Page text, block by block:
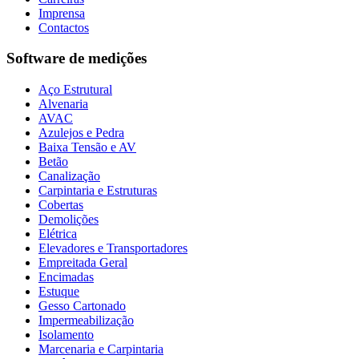
Imprensa
Contactos
Software de medições
Aço Estrutural
Alvenaria
AVAC
Azulejos e Pedra
Baixa Tensão e AV
Betão
Canalização
Carpintaria e Estruturas
Cobertas
Demolições
Elétrica
Elevadores e Transportadores
Empreitada Geral
Encimadas
Estuque
Gesso Cartonado
Impermeabilização
Isolamento
Marcenaria e Carpintaria